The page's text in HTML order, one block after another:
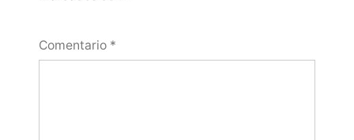
Comentario *